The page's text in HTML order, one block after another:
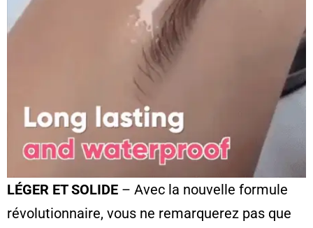
LÉGER ET SOLIDE – Avec la nouvelle formule
révolutionnaire, vous ne remarquerez pas que